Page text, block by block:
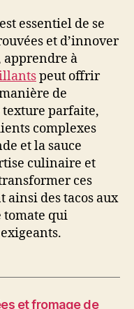
essentiel de se
et d’innover
apprendre à
peut offrir
de
texture parfaite,
complexes
et la sauce
culinaire et
ces
ainsi des tacos aux
tomate qui
et fromage de